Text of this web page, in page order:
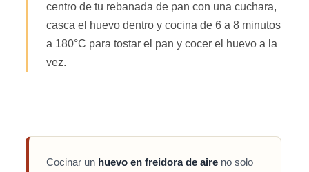
centro de tu rebanada de pan con una cuchara,
casca el huevo dentro y cocina de 6 a 8 minutos
a 180°C para tostar el pan y cocer el huevo a la
vez.
Cocinar un huevo en freidora de aire no solo